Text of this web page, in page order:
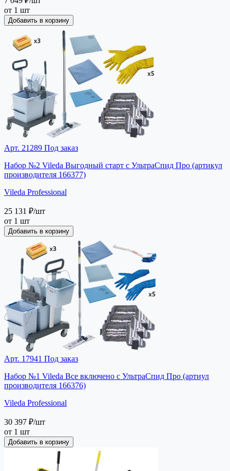
от 1 шт
Добавить в корзину
Арт. 21289 Под заказ
Набор №2 Vileda Выгодный старт с УльтраСпид Про (артикул
производителя 166377)
Vileda Professional
25 131 ₽/шт
от 1 шт
Добавить в корзину
Арт. 17941 Под заказ
Набор №1 Vileda Все включено с УльтраСпид Про (артиул
производителя 166376)
Vileda Professional
30 397 ₽/шт
от 1 шт
Добавить в корзину